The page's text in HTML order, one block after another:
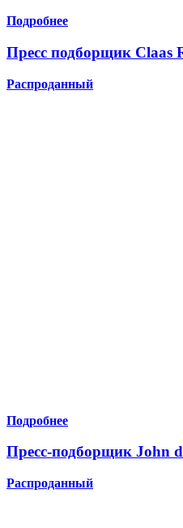
Подробнее
Пресс подборщик Claas
Распроданный
Подробнее
Пресс-подборщик John
Распроданный